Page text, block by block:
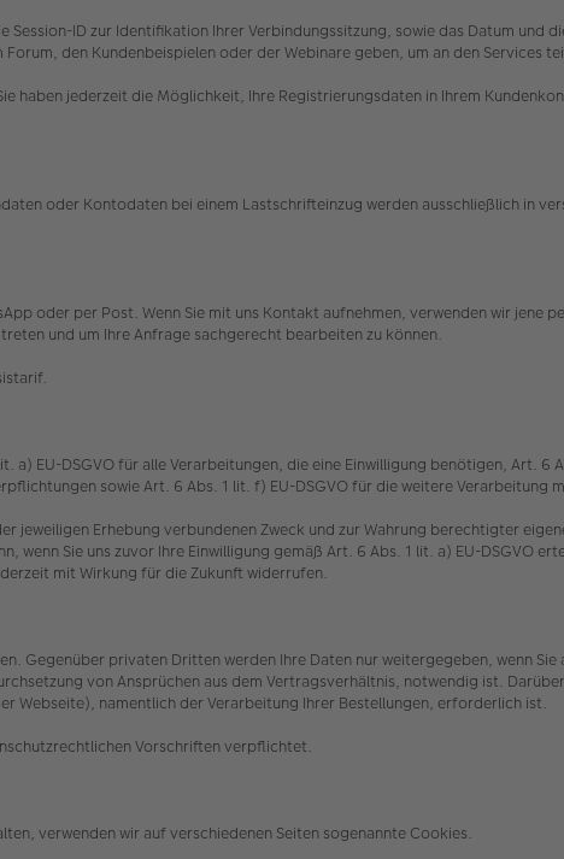
ID zur Identifikation Ihrer Verbindungssitzung, sowie das Datum und
den Kundenbeispielen oder der Webinare geben, um an den Services
haben jederzeit die Möglichkeit, Ihre Registrierungsdaten in Ihrem
oder Kontodaten bei einem Lastschrifteinzug werden ausschließlich in
oder per Post. Wenn Sie mit uns Kontakt aufnehmen, verwenden wir jene
und um Ihre Anfrage sachgerecht bearbeiten zu können.
EU-DSGVO für alle Verarbeitungen, die eine Einwilligung benötigen, Art. 6
sowie Art. 6 Abs. 1 lit. f) EU-DSGVO für die weitere Verarbeitung
Erhebung verbundenen Zweck und zur Wahrung berechtigter
Sie uns zuvor Ihre Einwilligung gemäß Art. 6 Abs. 1 lit. a) EU-DSGVO
mit Wirkung für die Zukunft widerrufen.
Gegenüber privaten Dritten werden Ihre Daten nur weitergegeben, wenn
von Ansprüchen aus dem Vertragsverhältnis, notwendig ist.
Webseite), namentlich der Verarbeitung Ihrer Bestellungen, erforderlich ist.
Vorschriften verpflichtet.
verwenden wir auf verschiedenen Seiten sogenannte Cookies.